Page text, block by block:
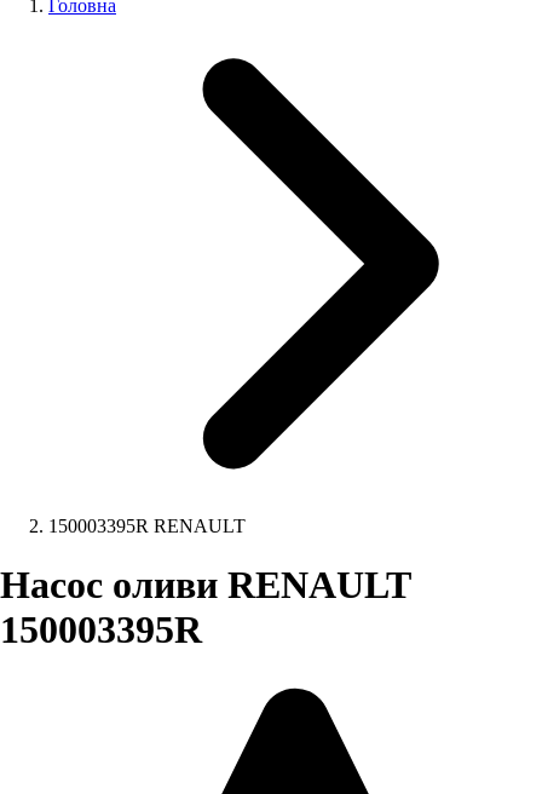
Головна
150003395R RENAULT
Насос оливи RENAULT
150003395R